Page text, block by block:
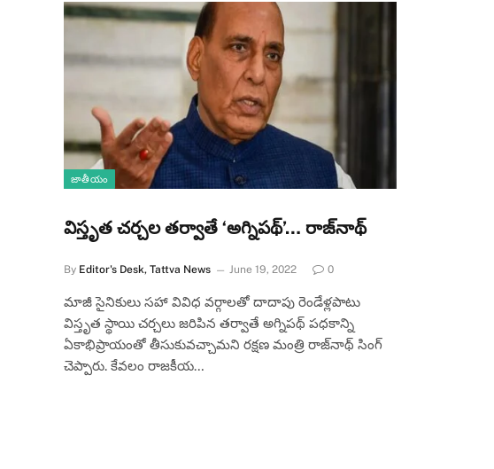
జాతీయం
విస్తృత చర్చల తర్వాతే ‘అగ్నిపథ్’… రాజ్‌నాథ్
By Editor's Desk, Tattva News June 19, 2022 0
మాజీ సైనికులు సహా వివిధ వర్గాలతో దాదాపు రెండేళ్లపాటు
విస్తృత స్థాయి చర్చలు జరిపిన తర్వాతే అగ్నిపథ్ పధకాన్ని
ఏకాభిప్రాయంతో తీసుకువచ్చామని రక్షణ మంత్రి రాజ్‌నాథ్ సింగ్
చెప్పారు. కేవలం రాజకీయ…